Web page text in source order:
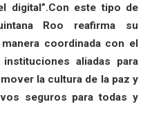
digital”.Con este tipo de
Roo reafirma su
coordinada con el
aliadas para
la cultura de la paz y
seguros para todas y